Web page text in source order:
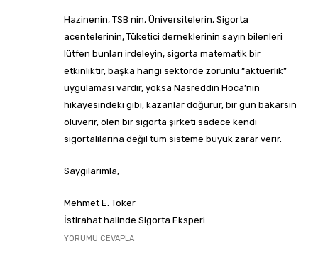
Hazinenin, TSB nin, Üniversitelerin, Sigorta
acentelerinin, Tüketici derneklerinin sayın bilenleri
lütfen bunları irdeleyin, sigorta matematik bir
etkinliktir, başka hangi sektörde zorunlu “aktüerlik”
uygulaması vardır, yoksa Nasreddin Hoca’nın
hikayesindeki gibi, kazanlar doğurur, bir gün bakarsın
ölüverir, ölen bir sigorta şirketi sadece kendi
sigortalılarına değil tüm sisteme büyük zarar verir.
Saygılarımla,
Mehmet E. Toker
İstirahat halinde Sigorta Eksperi
YORUMU CEVAPLA